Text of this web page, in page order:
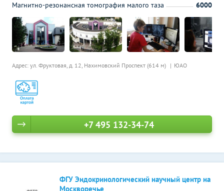
Адрес: ул. Фруктовая, д. 12, Нахимовский Проспект (614 м) ЮАО
Магнитно-резонансная томография малого таза
6000
+7 495 132-34-74
ФГУ Эндокринологический научный центр на
Москворечье